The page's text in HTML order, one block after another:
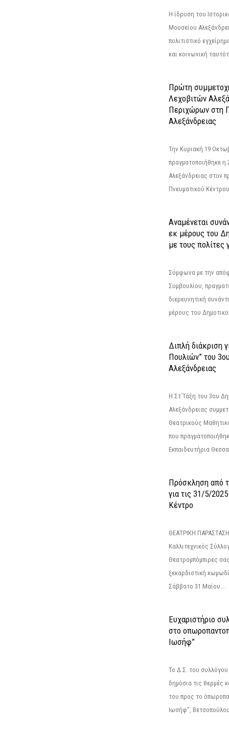
Η ίδρυση του
Μουσείου
πολιτιστικό
και κοινωνική
Πρώτη
Λεχοβιτών
Περιχώρων στη
Αλεξάνδρειας
Την Κυριακή 19
πραγματοποιήθηκε η
Αλεξάνδρειας στον
Πνευματικού
Αναμένεται
εκ μέρους του
με τους πολίτες
Σύμφωνα με την
Συμβουλίου,
διερευνητική
μέρους του
Διπλή διάκριση
Πουλιών” του
Αλεξάνδρειας
Η Στ΄Τάξη του 3ου
Αλεξάνδρειας
Θεατρικούς
που
Εκπαιδευτήρια
Πρόσκληση από
για τις 31/5/
Κέντρο
ΘΕΑΤΡΙΚΗ ΠΑΡΑΣΤΑΣΗ
Καλλιτεχνικός
Θεατρομπόμπιρες
ξεκαρδιστική
Σάββατο 31 Μαίου...
Ευχαριστήριο
στο
Ιωσήφ”
Το Δ.Σ. του
δημόσια τις θερμές
του προς το
Ιωσήφ",